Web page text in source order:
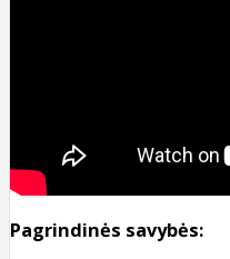
Pagrindinės savybės: